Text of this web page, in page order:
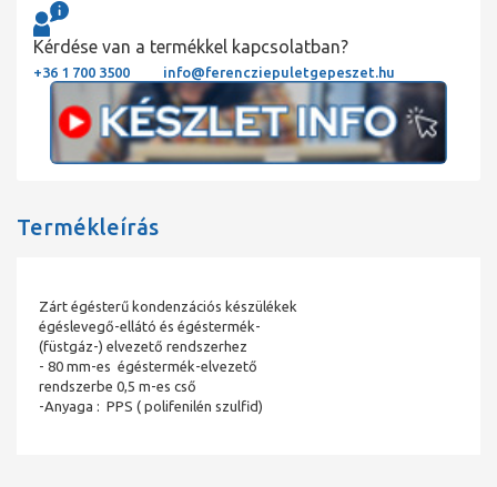
Kérdése van a termékkel kapcsolatban?
+36 1 700 3500 info@ferencziepuletgepeszet.hu
Termékleírás
Zárt égésterű kondenzációs készülékek
égéslevegő-ellátó és égéstermék-
(füstgáz-) elvezető rendszerhez
- 80 mm-es égéstermék-elvezető
rendszerbe 0,5 m-es cső
-Anyaga : PPS ( polifenilén szulfid)